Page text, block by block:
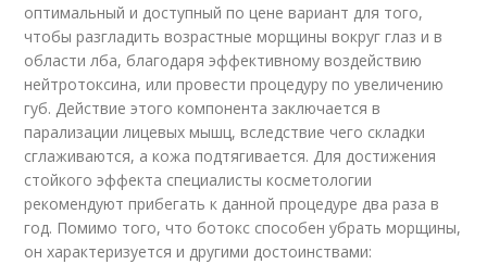
оптимальный и доступный по цене вариант для того,
чтобы разгладить возрастные морщины вокруг глаз и в
области лба, благодаря эффективному воздействию
нейтротоксина, или провести процедуру по увеличению
губ. Действие этого компонента заключается в
парализации лицевых мышц, вследствие чего складки
сглаживаются, а кожа подтягивается. Для достижения
стойкого эффекта специалисты косметологии
рекомендуют прибегать к данной процедуре два раза в
год. Помимо того, что ботокс способен убрать морщины,
он характеризуется и другими достоинствами: